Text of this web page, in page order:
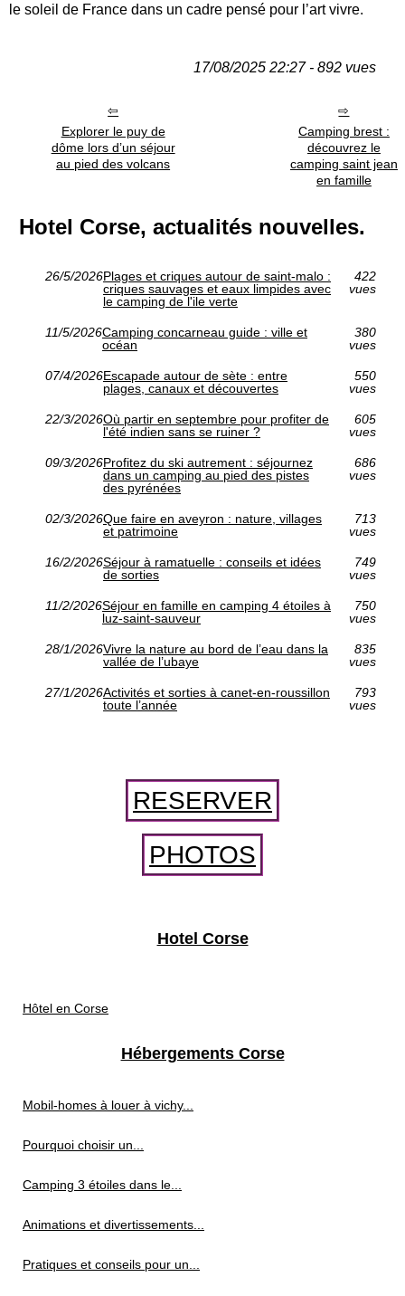
le soleil de France dans un cadre pensé pour l’art vivre.
17/08/2025 22:27 - 892 vues
Explorer le puy de
dôme lors d’un séjour
au pied des volcans
Camping brest :
découvrez le
camping saint jean
en famille
Hotel Corse, actualités nouvelles.
26/5/2026Plages et criques autour de saint-malo :
criques sauvages et eaux limpides avec
le camping de l'ile verte
422
vues
11/5/2026Camping concarneau guide : ville et
océan
380
vues
07/4/2026Escapade autour de sète : entre
plages, canaux et découvertes
550
vues
22/3/2026Où partir en septembre pour profiter de
l'été indien sans se ruiner ?
605
vues
09/3/2026Profitez du ski autrement : séjournez
dans un camping au pied des pistes
des pyrénées
686
vues
02/3/2026Que faire en aveyron : nature, villages
et patrimoine
713
vues
16/2/2026Séjour à ramatuelle : conseils et idées
de sorties
749
vues
11/2/2026Séjour en famille en camping 4 étoiles à
luz-saint-sauveur
750
vues
28/1/2026Vivre la nature au bord de l’eau dans la
vallée de l’ubaye
835
vues
27/1/2026Activités et sorties à canet-en-roussillon
toute l’année
793
vues
RESERVER
PHOTOS
Hotel Corse
Hôtel en Corse
Hébergements Corse
Mobil-homes à louer à vichy...
Pourquoi choisir un...
Camping 3 étoiles dans le...
Animations et divertissements...
Pratiques et conseils pour un...